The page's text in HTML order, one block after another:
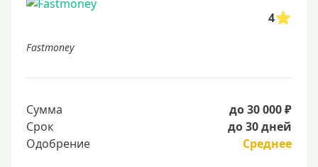
4
Fastmoney
Сумма
до 30 000 ₽
Срок
до 30 дней
Одобрение
Среднее